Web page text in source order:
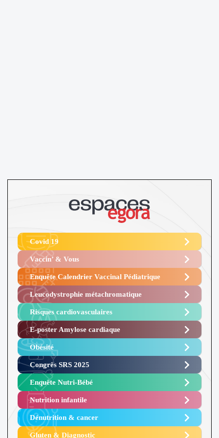
Covid 19
Vaccin’ & Vous
Enquête Calendrier Vaccinal Pédiatrique
Leucodystrophie métachromatique
Risques cardiovasculaires
E-poster Amylose cardiaque ​
Obésité ​
Congrès SRS 2025 ​
Enquête Nutri-Bébé ​
Nutrition infantile
Dénutrition & cancer
Gluten & Diagnostic